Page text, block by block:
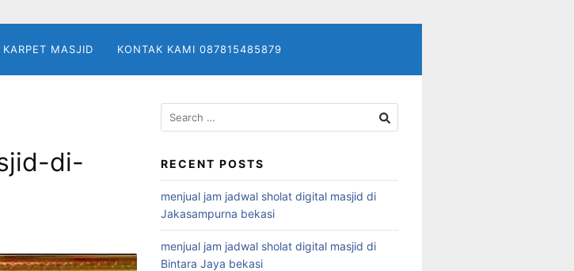
KARPET MASJID KONTAK KAMI 087815485879
di-
Search
for:
RECENT POSTS
menjual jam jadwal sholat digital masjid di
Jakasampurna bekasi
menjual jam jadwal sholat digital masjid di
Bintara Jaya bekasi